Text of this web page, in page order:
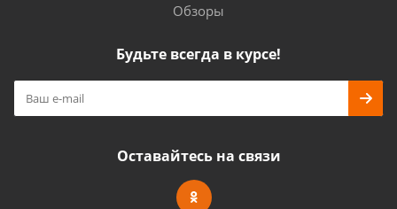
Обзоры
Будьте всегда в курсе!
Оставайтесь на связи